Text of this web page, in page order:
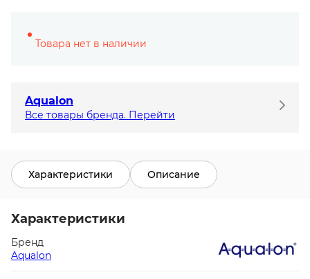
Товара нет в наличии
Aqualon
Все товары бренда. Перейти
Характеристики Описание
Характеристики
Бренд
Aqualon